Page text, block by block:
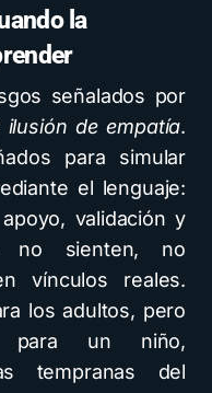
la
señalados por
ilusión de empatía.
para simular
el lenguaje:
validación y
no sienten, no
vínculos reales.
los adultos, pero
para un niño,
tempranas del